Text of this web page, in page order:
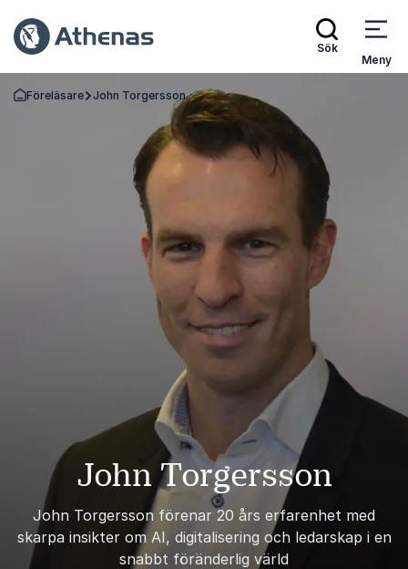
Sök
Meny
Gå tillbaka till startsidan
Föreläsare John Torgersson
John Torgersson
John Torgersson förenar 20 års erfarenhet med
skarpa insikter om AI, digitalisering och ledarskap i en
snabbt föränderlig värld